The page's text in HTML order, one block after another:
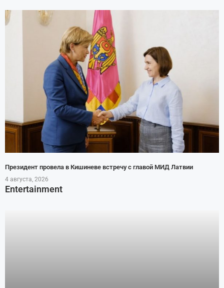
Президент провела в Кишиневе встречу с главой МИД Латвии
4 августа, 2026
Entertainment